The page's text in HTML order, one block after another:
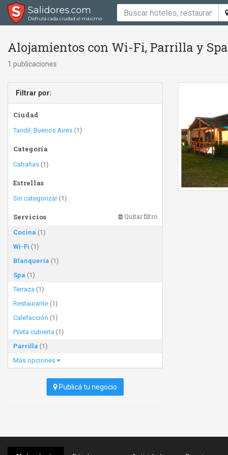
Salidores.com
Disfrutá cada ciudad al máximo
Alojamientos con Wi-Fi, Parrilla y Spa
1 publicaciones
Filtrar por:
Ciudad
Tandil, Buenos Aires (1)
Categoría
Cabañas (1)
Estrellas
Sin categorizar(1)
Servicios Quitar filtro
Cocina (1)
Wi-Fi (1)
Blanquería (1)
Spa (1)
Terraza (1)
Restaurante (1)
Calefacción (1)
Pileta cubierta (1)
Parrilla (1)
Más opciones
Publicá tu negocio